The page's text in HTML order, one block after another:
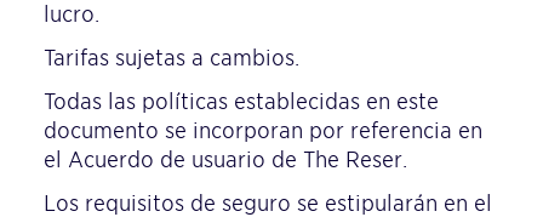
lucro.
Tarifas sujetas a cambios.
Todas las políticas establecidas en este
documento se incorporan por referencia en
el Acuerdo de usuario de The Reser.
Los requisitos de seguro se estipularán en el